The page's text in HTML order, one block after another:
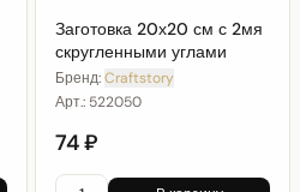
Заготовка 20х20 см с 2мя
скругленными углами
Бренд:Craftstory
Арт.: 522050
74 ₽